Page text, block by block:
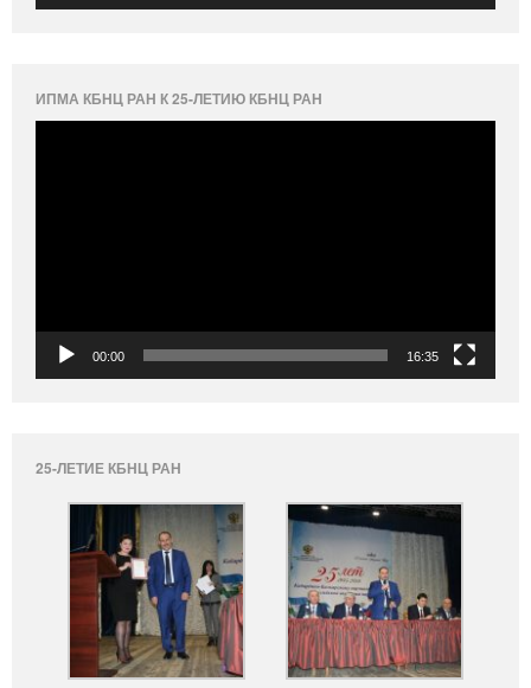
ИПМА КБНЦ РАН К 25-ЛЕТИЮ КБНЦ РАН
00:00 16:35
25-ЛЕТИЕ КБНЦ РАН